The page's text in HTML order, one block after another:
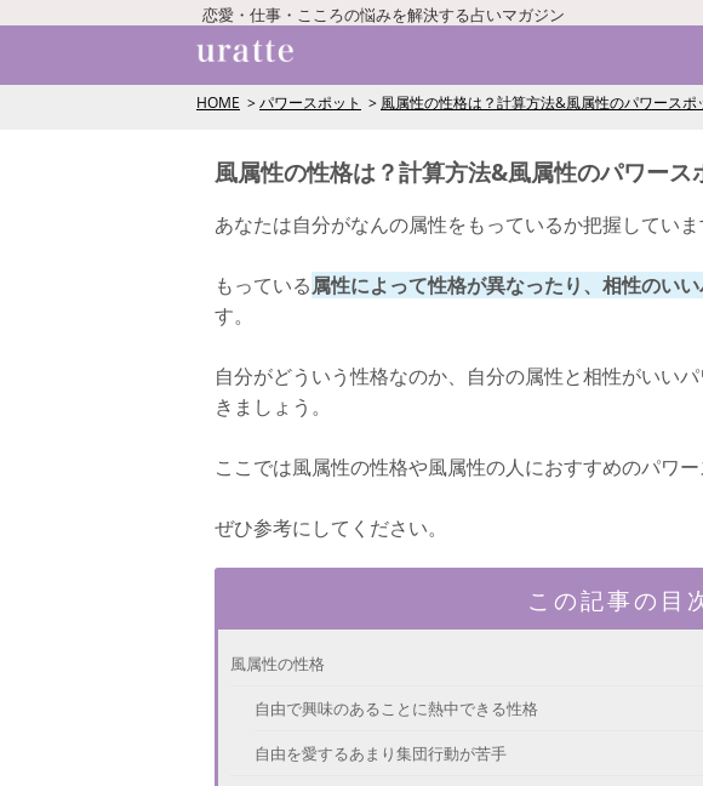
恋愛・仕事・こころの悩みを解決する占いマガジン
HOME パワースポット 風属性の性格は？計算方法&風属性のパワースポ
風属性の性格は？計算方法&風属性のパワース
あなたは自分がなんの属性をもっているか把握していま
もっている属性によって性格が異なったり、相性のい
す。
自分がどういう性格なのか、自分の属性と相性がいい
きましょう。
ここでは風属性の性格や風属性の人におすすめのパワー
ぜひ参考にしてください。
この記事の目
風属性の性格
自由で興味のあることに熱中できる性格
自由を愛するあまり集団行動が苦手